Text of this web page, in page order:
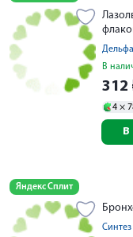
В
312
4 ×
В
Яндекс Сплит
Синтез